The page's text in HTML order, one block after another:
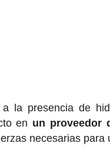
la presencia de
en un proveedor
necesarias